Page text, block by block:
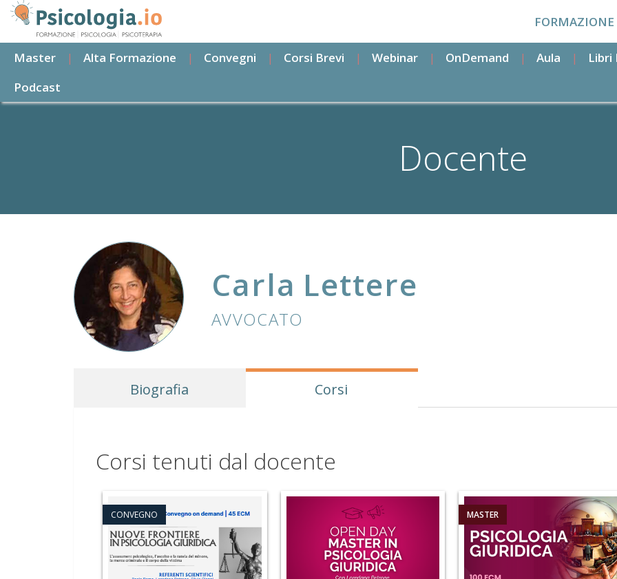
Salta
contenuto
principale
FORMAZIONE
Master Alta Formazione Convegni Corsi Brevi Webinar OnDemand Aula
Libri
Podcast
Docente
Carla Lettere
AVVOCATO
Biografia Corsi
Corsi tenuti dal docente
CONVEGNO MASTER